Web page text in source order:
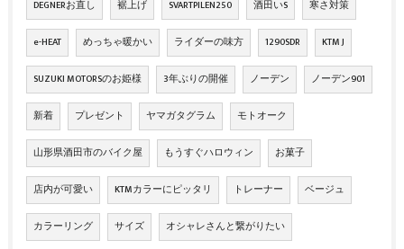
DEGNERお直し 裾上げ SVARTPILEN250 酒田いS 寒さ対策
e-HEAT めっちゃ暖かい ライダーの味方 1290SDR KTM J
SUZUKI MOTORSのお姫様 3年ぶりの開催 ノーデン ノーデン901
新着 プレゼント ヤマガタグラム モトオーク
山形県酒田市のバイク屋 もうすぐハロウィン お菓子
店内が可愛い KTMカラーにピッタリ トレーナー ベージュ
カラーリング サイズ オシャレさんと繋がりたい